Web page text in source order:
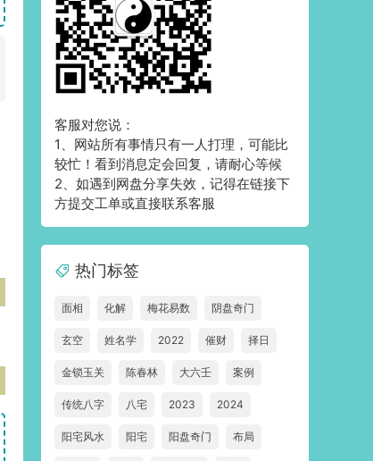
客服对您说：
1、网站所有事情只有一人打理，可能比
较忙！看到消息定会回复，请耐心等候
2、如遇到网盘分享失效，记得在链接下
方提交工单或直接联系客服
热门标签
面相 化解 梅花易数 阴盘奇门
玄空 姓名学 2022 催财 择日
金锁玉关 陈春林 大六壬 案例
传统八字 八宅 2023 2024
阳宅风水 阳宅 阳盘奇门 布局